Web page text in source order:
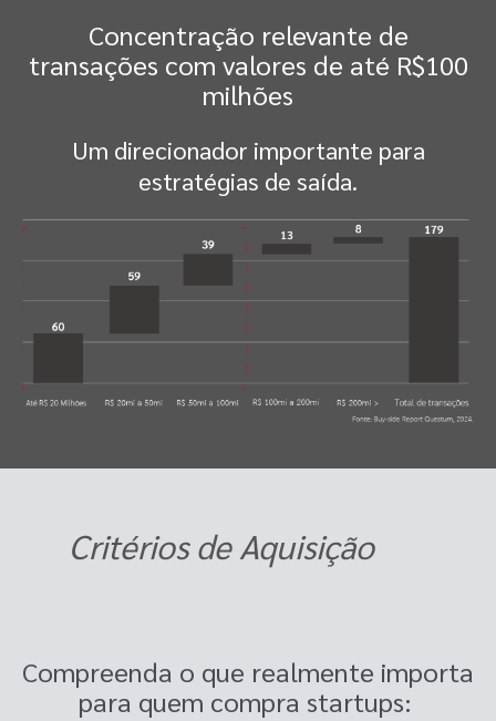
Concentração relevante de
transações com valores de até R$100
milhões
Um direcionador importante para
estratégias de saída.
Critérios de Aquisição
Compreenda o que realmente importa
para quem compra startups: